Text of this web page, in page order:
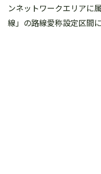
ンネットワークエリアに
線」の路線愛称設定区間